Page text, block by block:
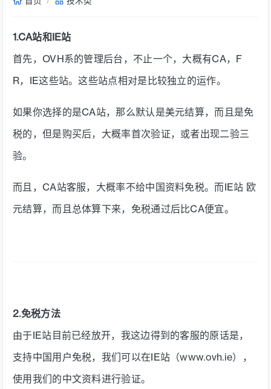
1.CA站和IE站
首先，OVH系的管理后台，不止一个，大概有CA，F
R，IE这些站。这些站点相对是比较独立的运作。
如果你选择的是CA站，那么默认是美元结算，而且是免
税的，但是购买后，大概率首次验证，或者出现二验三
验。
而且，CA站客服，大概率不给中国资料免税。而IE站 欧
元结算，而且总体算下来，免税通过后比CA便宜。
2.免税方法
由于IE站目前已经放开，我这边得到的客服的原话是，
支持中国用户免税，我们可以在IE站（www.ovh.ie），
使用我们的中文资料进行验证。